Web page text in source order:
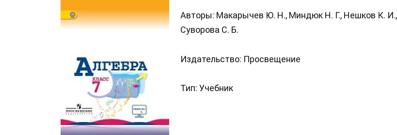
Авторы: Макарычев Ю. Н., Миндюк Н. Г., Нешков К. И.,
Суворова С. Б.
Издательство: Просвещение
Тип: Учебник